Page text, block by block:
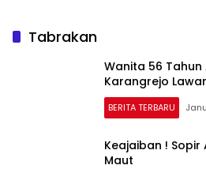
Tabrakan
Wanita 56
Karangrejo
BERITA TERBARU
Keajaiban !
Maut